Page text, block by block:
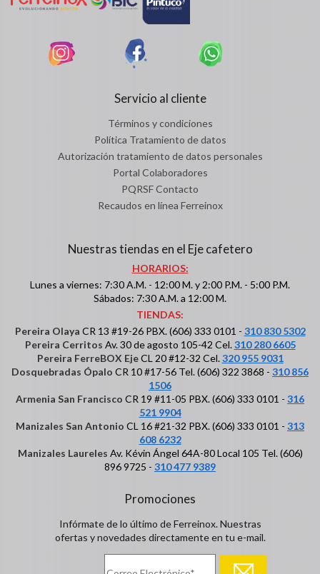
Servicio al cliente
Términos y condiciones
Política Tratamiento de datos
Autorización tratamiento de datos personales
Portal Colaboradores
PQRSF Contacto
Recaudos en línea Ferreinox
Nuestras tiendas en el Eje cafetero
HORARIOS:
Lunes a viernes: 7:30 A.M. - 12:00 M. y 2:00 P.M. - 5:00 P.M.
Sábados: 7:30 A.M. a 12:00 M.
TIENDAS:
Pereira Olaya CR 13 #19-26 PBX. (606) 333 0101 - 310 830 5302
Pereira Cerritos Av. 30 de agosto 105-42 Cel.310 280 6605
Pereira FerreBOX EjeCL 20 #12-32 Cel.320 955 9031
Dosquebradas Ópalo CR 10 #17-56 Tel. (606) 322 3868 - 310 856
1506
Armenia San Francisco CR 19 #11-05 PBX. (606) 333 0101 - 316
521 9904
Manizales San Antonio CL 16 #21-32 PBX. (606) 333 0101 - 313
608 6232
Manizales Laureles Av. Kévin Ángel 64A-80 Local 105 Tel. (606)
896 9725 - 310 477 9389
Promociones
Infórmate de lo último de Ferreinox. Nuestras
ofertas y novedades directamente en tu e-mail.